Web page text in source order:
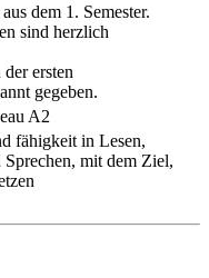
dem 1. Semester.
sind herzlich
ersten
gegeben.
A2
fähigkeit in Lesen,
mit dem Ziel,